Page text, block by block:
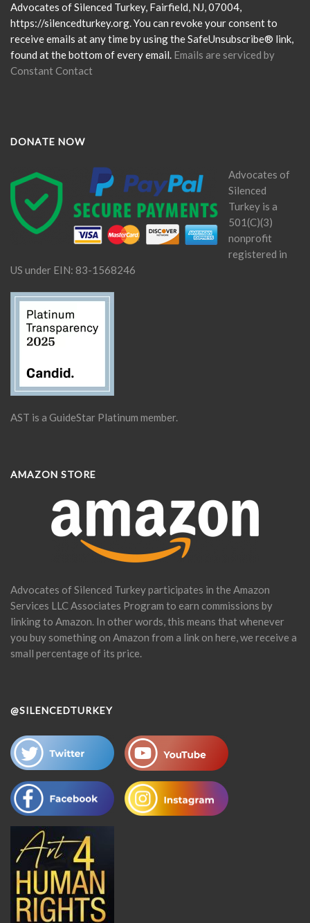
this
field
blank.
Advocates of Silenced Turkey, Fairfield, NJ, 07004,
https://silencedturkey.org. You can revoke your consent to
receive emails at any time by using the SafeUnsubscribe® link,
found at the bottom of every email. Emails are serviced by
Constant Contact
DONATE NOW
Advocates of
Silenced
Turkey is a
501(C)(3)
nonprofit
registered in
US under EIN: 83-1568246
AST is a GuideStar Platinum member.
AMAZON STORE
Advocates of Silenced Turkey participates in the Amazon
Services LLC Associates Program to earn commissions by
linking to Amazon. In other words, this means that whenever
you buy something on Amazon from a link on here, we receive a
small percentage of its price.
@SILENCEDTURKEY